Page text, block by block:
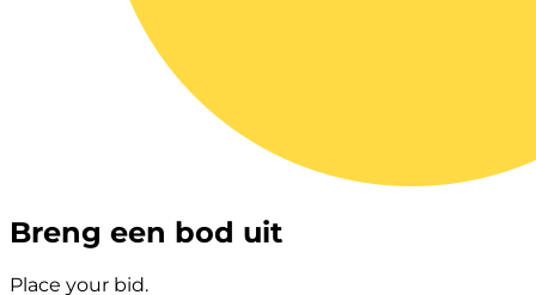
Breng een bod uit
Place your bid.